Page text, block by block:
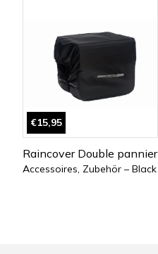
€15,95
Raincover Double pannier
Accessoires, Zubehör – Black